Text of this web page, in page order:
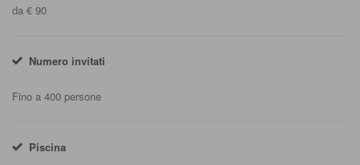
da € 90
Numero invitati
Fino a 400 persone
Piscina